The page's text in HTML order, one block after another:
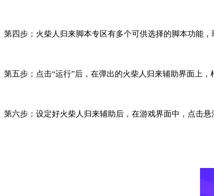
第四步：火柴人归来脚本专区有多个可供选择的脚本功能
第五步：点击“运行”后，在弹出的火柴人归来辅助界面上，
第六步：设定好火柴人归来辅助后，在游戏界面中，点击